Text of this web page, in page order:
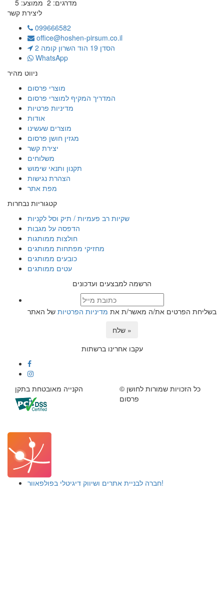
מדרגים: 2 ממוצע: 5
ליצירת קשר
099666582
office@hoshen-pirsum.co.il
הסדן 19 הוד השרון קומה 2
WhatsApp
ניווט מהיר
מוצרי פרסום
המדריך המקיף למוצרי פרסום
מדיניות פרטיות
אודות
מוצרים שעשינו
מגזין חושן פרסום
יצירת קשר
משלוחים
תקנון ותנאי שימוש
הצהרת נגישות
מפת אתר
קטגוריות נבחרות
שקיות רב פעמיות / תיק וסל לקניות
הדפסה על מגבות
חולצות ממותגות
מחזיקי מפתחות ממותגים
כובעים ממותגים
עטים ממותגים
הרשמה למבצעים ועדכונים
בשליחת הפרטים את/ה מאשר/ת את מדיניות הפרטיות של האתר
שלח »
עקבו אחרינו ברשתות
© כל הזכויות שמורות לחושן
פרסום
הקנייה מאובטחת בתקן
חברה לבניית אתרים ושיווק דיגיטלי בפולפאוור!